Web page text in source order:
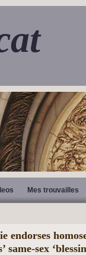
Mes trouvailles
endorses
same-sex